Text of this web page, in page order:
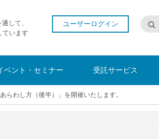
して、
ています
ユーザーログイン
ベント・セミナー 受託サービス
らわし方（後半）」を開催いたします。